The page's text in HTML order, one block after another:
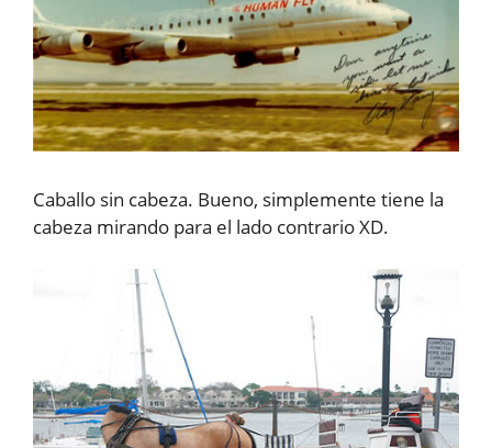
Caballo sin cabeza. Bueno, simplemente tiene la
cabeza mirando para el lado contrario XD.